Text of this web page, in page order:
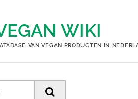
WIKI
VAN VEGAN PRODUCTEN IN